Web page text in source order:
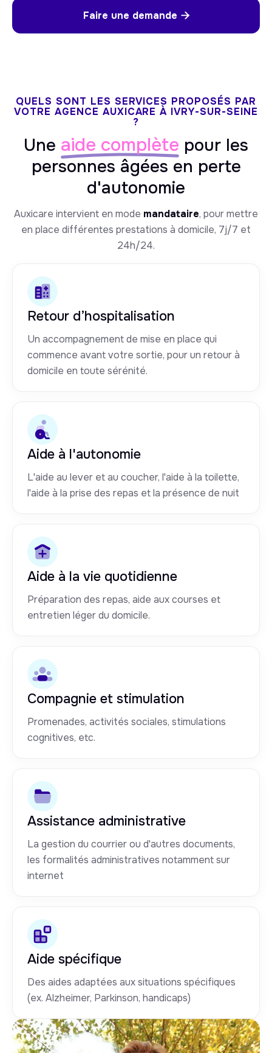
Faire une demande 
QUELS SONT LES SERVICES PROPOSÉS PAR
VOTRE AGENCE AUXICARE À IVRY-SUR-SEINE
?
Une aide complète pour les
personnes âgées en perte
d'autonomie
Auxicare intervient en mode mandataire, pour mettre
en place différentes prestations à domicile, 7j/7 et
24h/24.
Retour d’hospitalisation
Un accompagnement de mise en place qui
commence avant votre sortie, pour un retour à
domicile en toute sérénité.
Aide à l'autonomie
L'aide au lever et au coucher, l'aide à la toilette,
l'aide à la prise des repas et la présence de nuit
Aide à la vie quotidienne
Préparation des repas, aide aux courses et
entretien léger du domicile.
Compagnie et stimulation
Promenades, activités sociales, stimulations
cognitives, etc.
Assistance administrative
La gestion du courrier ou d'autres documents,
les formalités administratives notamment sur
internet
Aide spécifique
Des aides adaptées aux situations spécifiques
(ex. Alzheimer, Parkinson, handicaps)